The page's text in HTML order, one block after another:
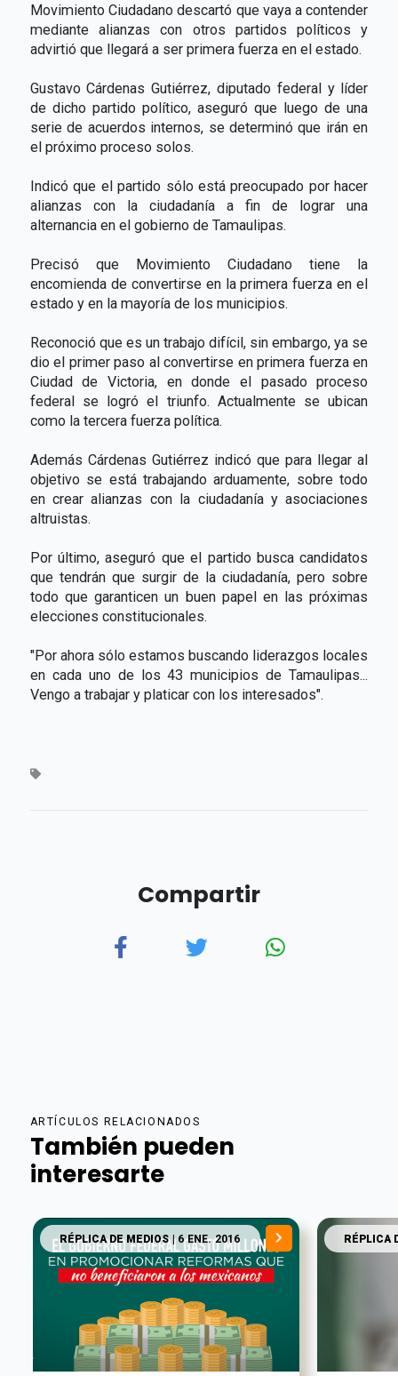
Movimiento Ciudadano descartó que vaya a contender
mediante alianzas con otros partidos políticos y
advirtió que llegará a ser primera fuerza en el estado.
Gustavo Cárdenas Gutiérrez, diputado federal y líder
de dicho partido político, aseguró que luego de una
serie de acuerdos internos, se determinó que irán en
el próximo proceso solos.
Indicó que el partido sólo está preocupado por hacer
alianzas con la ciudadanía a fin de lograr una
alternancia en el gobierno de Tamaulipas.
Precisó que Movimiento Ciudadano tiene la
encomienda de convertirse en la primera fuerza en el
estado y en la mayoría de los municipios.
Reconoció que es un trabajo difícil, sin embargo, ya se
dio el primer paso al convertirse en primera fuerza en
Ciudad de Victoria, en donde el pasado proceso
federal se logró el triunfo. Actualmente se ubican
como la tercera fuerza política.
Además Cárdenas Gutiérrez indicó que para llegar al
objetivo se está trabajando arduamente, sobre todo
en crear alianzas con la ciudadanía y asociaciones
altruistas.
Por último, aseguró que el partido busca candidatos
que tendrán que surgir de la ciudadanía, pero sobre
todo que garanticen un buen papel en las próximas
elecciones constitucionales.
"Por ahora sólo estamos buscando liderazgos locales
en cada uno de los 43 municipios de Tamaulipas...
Vengo a trabajar y platicar con los interesados".
Compartir
ARTÍCULOS RELACIONADOS
También pueden
interesarte
RÉPLICA DE MEDIOS| 6 ENE. 2016 RÉPLICA